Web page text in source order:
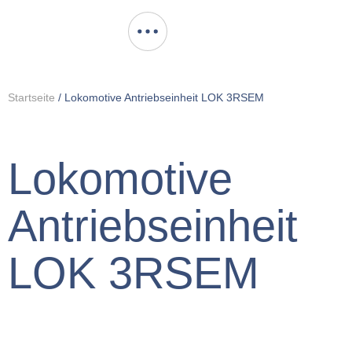
Startseite / Lokomotive Antriebs­einheit LOK 3RSEM
Lokomotive
Antriebs­einheit
LOK 3RSEM